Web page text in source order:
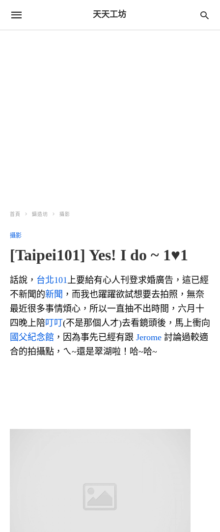
天天工坊
首頁 鑄造坊 攝影
攝影
[Taipei101] Yes! I do ~ 1♥1
話說， 台北101上要給有心人刊登求婚廣告，這已經
不新聞的新聞 ，而我也躍躍欲試想要去拍照，無奈
最近很多事情煩心，所以一直抽不出時間，六月十
四晚上陪叮叮(不是那個人才)去看鏡頭後，馬上衝向
國父紀念館 ，因為事先已經有跟 Jerome 討論過較適
合的拍攝點，ㄟ~還是翠湖啦！哈~哈~